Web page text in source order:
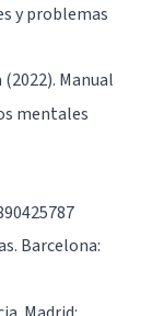
y problemas
Manual
mentales
Barcelona: